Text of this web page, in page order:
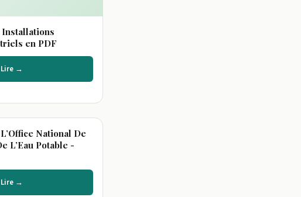
en PDF
Lire →
National De
L’Eau Potable -
Lire →